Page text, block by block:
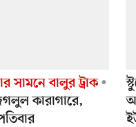
সামনে বালুর ট্রাক
কারাগারে,